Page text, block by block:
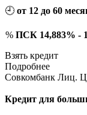
🕘 от 12 до 60
% ПСК 14,883% -
Взять кредит
Подробнее
Совкомбанк Лиц.
Кредит для